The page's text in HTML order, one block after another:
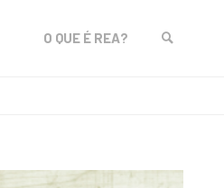
O QUE É REA?